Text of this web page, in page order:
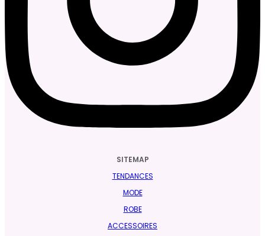
SITEMAP
TENDANCES
MODE
ROBE
ACCESSOIRES